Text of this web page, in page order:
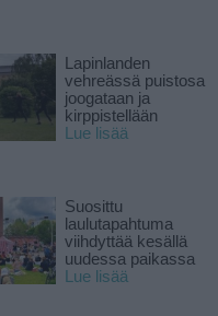
Lapinlanden
vehreässä puistosa
joogataan ja
kirppistellään
Lue lisää
Suosittu
laulutapahtuma
viihdyttää kesällä
uudessa paikassa
Lue lisää